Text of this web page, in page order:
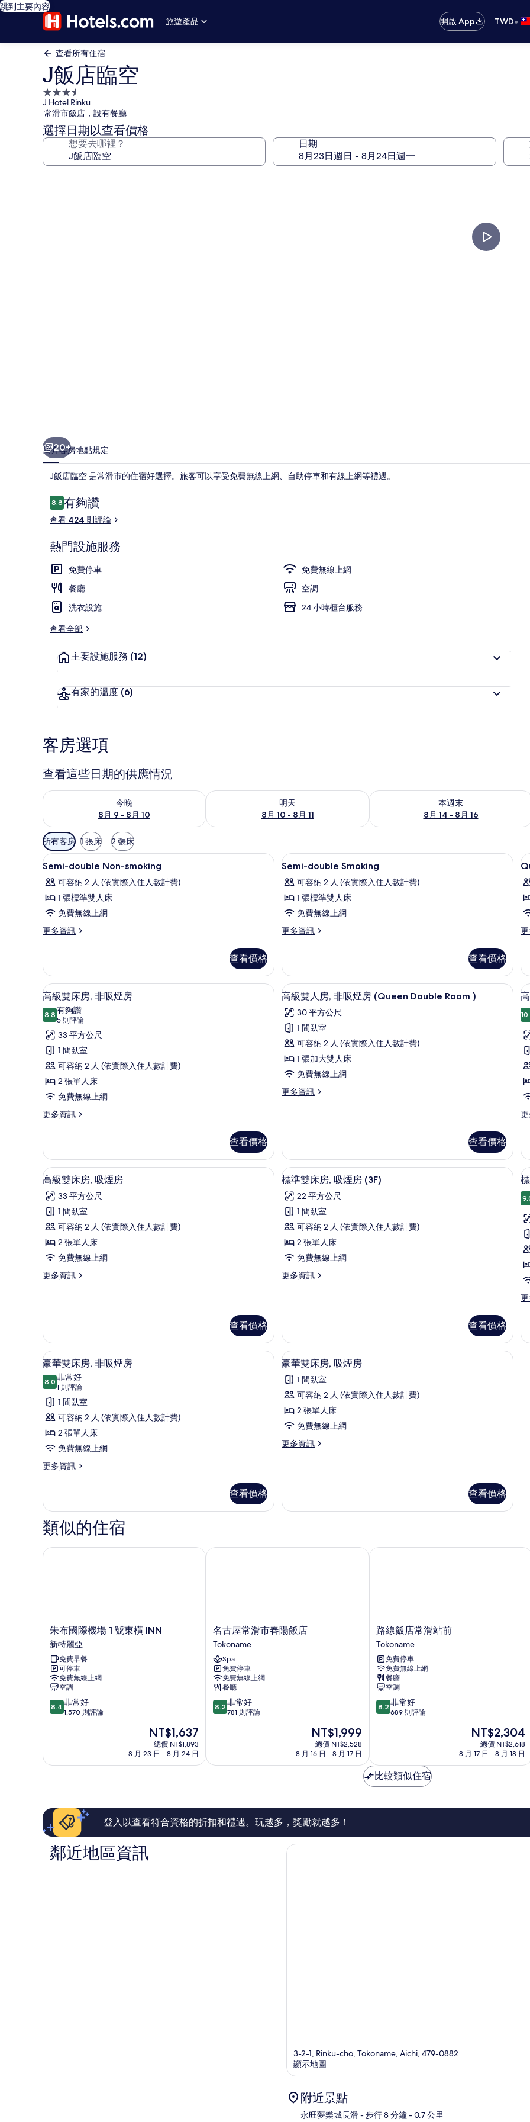
跳到主要內容
旅遊產品
開啟 App TWD•
查看所有住宿
J飯店臨空
3.5
星
級
住
宿
J Hotel Rinku
常滑市飯店，設有餐廳
選擇日期以查看價格
想要去哪裡？ 日期
20+
簡介客房地點規定
J飯店臨空 是常滑市的住宿好選擇。旅客可以享受免費無線上網、自助停車和有線上網等禮遇。
評
論
8.88.8 分，滿分 10 分，
有夠讚
查看 424 則評論
熱門設施服務
免費停車
免費無線上網
餐廳
空調
洗衣設施
24 小時櫃台服務
查看全部
主要設施服務 (12)
有家的溫度 (6)
客房選項
查看這些日期的供應情況
今晚
8月 9 - 8月 10
查看今晚 (8月 9 - 8月 10) 的供應情況
明天
8月 10 - 8月 11
查看明天 (8月 10 - 8月 11) 的供應情況
本週末
8月 14 - 8月 16
查看本週末 (8月 14 - 8月 16) 的供應情
可
用
的
客
房
篩
選
條
所有客房 1 張床 2 張床
顯
示
Semi-
double
Non-
smoking
有
相
片
13
Semi-double Non-smoking
可容納 2 人 (依實際入住人數計費)
1 張標準雙人床
免費無線上網
更多資訊
更
Non-
smoking
的
情
查看價格
顯
示
Semi-
double
Smoking
的
相
片
13
Semi-double Smoking
可容納 2 人 (依實際入住人數計費)
1 張標準雙人床
免費無線上網
更多資訊
更
Smoking
的
詳
查看價格
顯
更
的
情
顯
示
高
級
雙
床
房,
非
吸
的
所
有
相
片
羽絨被、書桌、筆電工作空間、隔音
9
高級雙床房, 非吸煙房
8.88.8 分，滿分 10 分
有夠讚
5 則評論
(5
則
評
論)
33 平方公尺
1 間臥室
可容納 2 人 (依實際入住人數計費)
2 張單人床
免費無線上網
更多資訊
更
雙
床
房,
吸
煙
房
的
詳
情
查看價格
顯
示
高
級
雙
人
非
(Queen
Double
Room
)
的
所
有
相
片
羽絨被、書桌、筆電工作空間、隔音
6
高級雙人房, 非吸煙房 (Queen Double Room )
30 平方公尺
1 間臥室
可容納 2 人 (依實際入住人數計費)
1 張加大雙人床
免費無線上網
更多資訊
更
房,
非
吸
煙
房
(Queen
Double
Room
詳
情
查看價格
更
雙
人
房,
煙
的
詳
顯
示
高
級
雙
床
吸
所
有
相
片
羽絨被、書桌、筆電工作空間、隔音
9
高級雙床房, 吸煙房
33 平方公尺
1 間臥室
可容納 2 人 (依實際入住人數計費)
2 張單人床
免費無線上網
更多資訊
更
房,
吸
煙
房
的
詳
情
查看價格
顯
示
標
準
雙
床
吸
的
所
有
相
片
羽絨被、書桌、筆電工作空間、隔音
8
標準雙床房, 吸煙房 (3F)
22 平方公尺
1 間臥室
可容納 2 人 (依實際入住人數計費)
2 張單人床
免費無線上網
更多資訊
更
房,
吸
煙
房
(3F)
的
情
查看價格
更
雙
顯
示
豪
華
雙
床
房,
非
房
的
有
羽絨被、書桌、筆電工作空間、隔音
5
豪華雙床房, 非吸煙房
8.08.0 分，滿分 10 分
非常好
1 則評論
(1
則
評
論)
1 間臥室
可容納 2 人 (依實際入住人數計費)
2 張單人床
免費無線上網
更多資訊
更
雙
床
房,
非
吸
查看價格
顯
示
豪
華
雙
房,
的
羽絨被、書桌、筆電工作空間、隔音
5
豪華雙床房, 吸煙房
1 間臥室
可容納 2 人 (依實際入住人數計費)
2 張單人床
免費無線上網
更多資訊
更
房,
的
查看價格
類似的住宿
朱
布
國
際
機
場
1
號
東
麗
朱布國際機場 1 號東橫 INN
新特麗亞
免費早餐
可停車
免費無線上網
空調
8.4
分，
非
則
論
8.4 非常好
1,570 則評論
現
在
價
NT$1,637
總價 NT$1,893
8 月 23 日 - 8 月 24 日
朱布國際機場 1 號東橫 INN
名
古
屋
常
滑
市
春
陽
飯
名古屋常滑市春陽飯店
Tokoname
Spa
免費停車
免費無線上網
餐廳
8.2
分，
非
則
評
論
8.2 非常好
781 則評論
現
在
價
NT$1,999
總價 NT$2,528
8 月 16 日 - 8 月 17 日
名古屋常滑市春陽飯店
路
線
飯
店
常
滑
站
前
Tokoname
路線飯店常滑站前
Tokoname
免費停車
免費無線上網
餐廳
空調
8.2
分，
非
常
好，
則
8.2 非常好
689 則評論
現
價
NT$2,304
總價 NT$2,618
8 月 17 日 - 8 月 18 日
路線飯店常滑站前
比較類似住宿
登入以查看符合資格的折扣和禮遇。玩越多，獎勵就越多！
鄰近地區資訊
3-2-1, Rinku-cho, Tokoname, Aichi, 479-0882
顯示地圖
附近景點
永旺夢樂城長滑- 步行 8 分鐘- 0.7 公里